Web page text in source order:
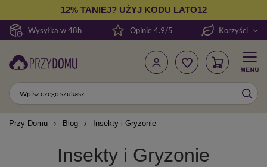
Wysyłka w 48h
12% TANIEJ? UŻYJ KODU LATO12
Opinie 4.9/5 Korzyści
Przy Domu Blog Insekty i Gryzonie
Insekty i Gryzonie